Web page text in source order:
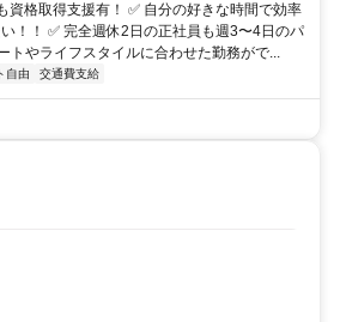
資格取得支援有！ ✅ 自分の好きな時間で効率
！！ ✅ 完全週休2日の正社員も週3〜4日のパ
トやライフスタイルに合わせた勤務がで...
自由 交通費支給